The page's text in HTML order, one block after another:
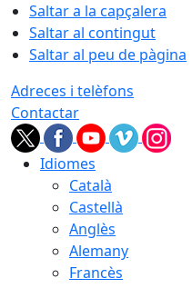
Saltar a la capçalera
Saltar al contingut
Saltar al peu de pàgina
Adreces i telèfons
Contactar
Idiomes
Català
Castellà
Anglès
Alemany
Francès